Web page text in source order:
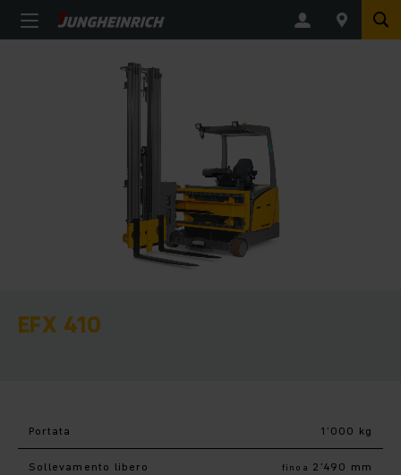
EFX 410
Portata 1’000 kg
Sollevamento libero fino a 2’490 mm